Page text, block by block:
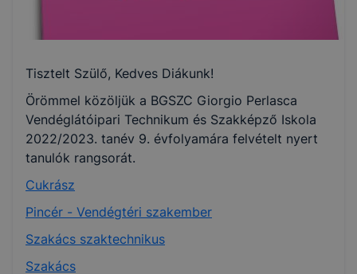
Tisztelt Szülő, Kedves Diákunk!
Örömmel közöljük a BGSZC Giorgio Perlasca
Vendéglátóipari Technikum és Szakképző Iskola
2022/2023. tanév 9. évfolyamára felvételt nyert
tanulók rangsorát.
Cukrász
Pincér - Vendégtéri szakember
Szakács szaktechnikus
Szakács